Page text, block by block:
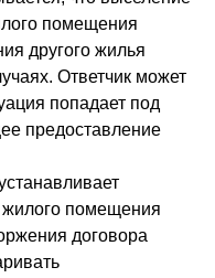
помещения
другого жилья
Ответчик может
попадает под
предоставление
жилого помещения
договора